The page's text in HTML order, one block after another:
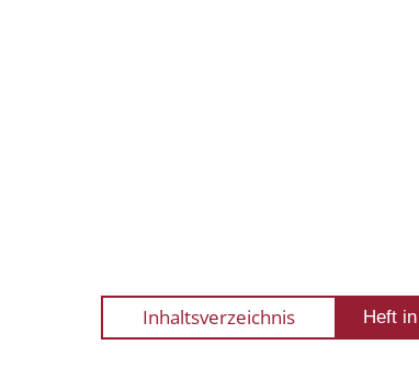
Inhaltsverzeichnis